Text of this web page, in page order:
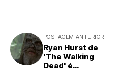
POSTAGEM ANTERIOR
Ryan Hurst de
'The Walking
Dead' é